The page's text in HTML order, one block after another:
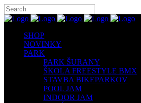
SHOP
NOVINKY
PARK
PARK ŠURANY
ŠKOLA FREESTYLE BMX
STAVBA BIKEPARKOV
POOL JAM
INDOOR JAM